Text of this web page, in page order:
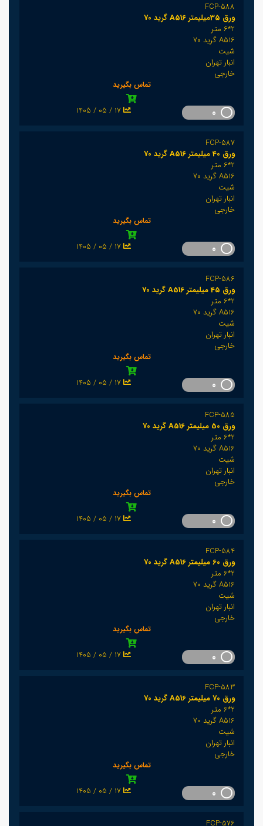
FCP-588
ورق 35میلیمتر A516 گرید 70
2*6 متر
A516 گرید 70
شیت
انبار تهران
خارجی
تماس بگیرید
1405 / 05 / 17
FCP-587
ورق 40 میلیمتر A516 گرید 70
2*6 متر
A516 گرید 70
شیت
انبار تهران
خارجی
تماس بگیرید
1405 / 05 / 17
FCP-586
ورق 45 میلیمتر A516 گرید 70
2*6 متر
A516 گرید 70
شیت
انبار تهران
خارجی
تماس بگیرید
1405 / 05 / 17
FCP-585
ورق 50 میلیمتر A516 گرید 70
2*6 متر
A516 گرید 70
شیت
انبار تهران
خارجی
تماس بگیرید
1405 / 05 / 17
FCP-584
ورق 60 میلیمتر A516 گرید 70
2*6 متر
A516 گرید 70
شیت
انبار تهران
خارجی
تماس بگیرید
1405 / 05 / 17
FCP-583
ورق 70 میلیمتر A516 گرید 70
2*6 متر
A516 گرید 70
شیت
انبار تهران
خارجی
تماس بگیرید
1405 / 05 / 17